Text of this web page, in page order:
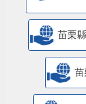
苗栗
苗